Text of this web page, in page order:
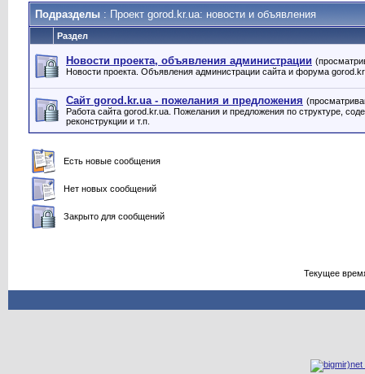
Подразделы : Проект gorod.kr.ua: новости и объявления
Раздел
Новости проекта, объявления администрации
Новости проекта. Объявления администрации сайта и форума
Сайт gorod.kr.ua - пожелания и предложения
Работа сайта gorod.kr.ua. Пожелания и предложения по структуре,
реконструкции и т.п.
Есть новые сообщения
Нет новых сообщений
Закрыто для сообщений
Текущее